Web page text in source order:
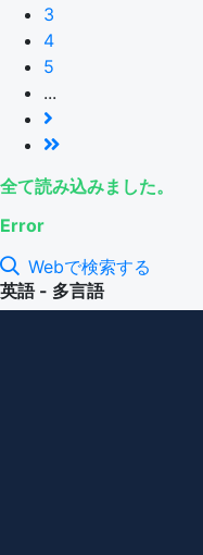
3
4
5
...
全て読み込みました。
Error
Webで検索する
英語 - 多言語